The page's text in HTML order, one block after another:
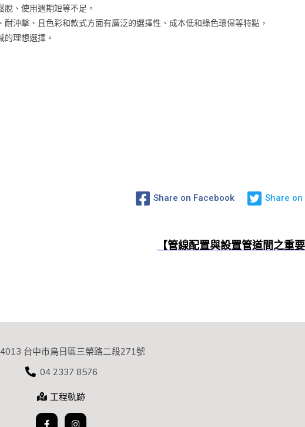
、使用週期短等不足。
沖擊、且色彩和款式方面有廣泛的選擇性、成本低和綠色環保等特點，
理想選擇。
Share on Facebook Share
【管線配置與設置管道間之重要
台中市烏日區三榮路二段271號
04 2337 8576
工程軌跡